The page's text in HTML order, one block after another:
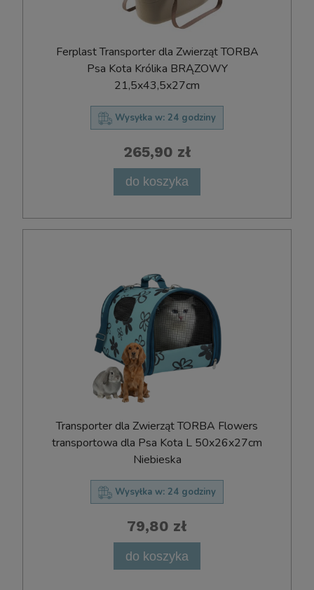
Ferplast Transporter dla Zwierząt TORBA
Psa Kota Królika BRĄZOWY
21,5x43,5x27cm
Wysyłka w: 24 godziny
265,90 zł
do koszyka
Transporter dla Zwierząt TORBA Flowers
transportowa dla Psa Kota L 50x26x27cm
Niebieska
Wysyłka w: 24 godziny
79,80 zł
do koszyka